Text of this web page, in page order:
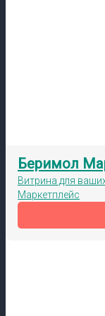
Беримол
Витрина для
Маркетплейс